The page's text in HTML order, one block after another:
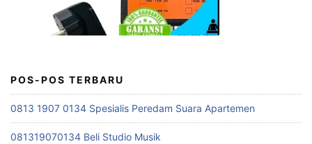
POS-POS TERBARU
0813 1907 0134 Spesialis Peredam Suara Apartemen
081319070134 Beli Studio Musik